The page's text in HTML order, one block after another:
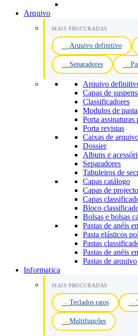
Arquivo
MAIS PROCURADAS
Arquivo definitivo
Separadores
Arquivo
Capas de
Classificadores
Modulos de
Porta assinaturas
Porta revistas
Caixas de
Dossier
Albuns e
Separadores
Tabuleiros de
Capas catálogo
Capas de
Capas
Bloco
Bolsas e bolsas
Pastas de anéis
Pasta elásticos
Pastas
Pastas de anéis
Pastas de arquivo
Informatica
MAIS PROCURADAS
Teclados ratos
Multifunções